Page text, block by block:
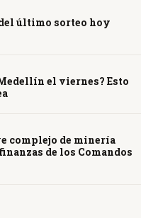
último sorteo hoy
el viernes? Esto
complejo de minería
de los Comandos